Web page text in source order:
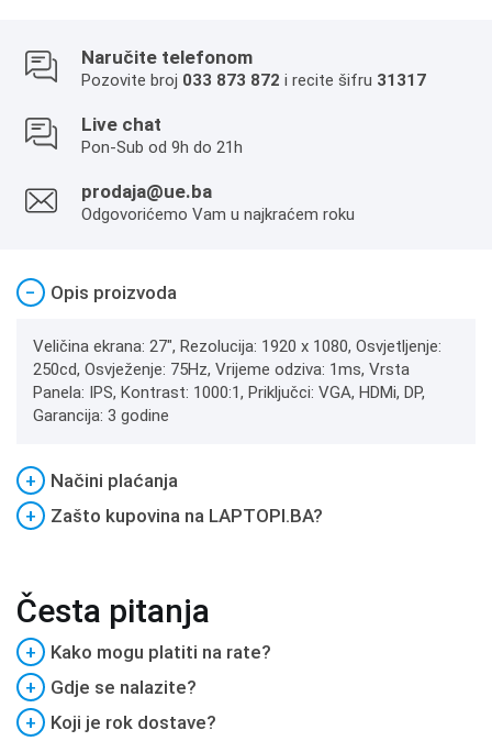
Naručite telefonom
Pozovite broj 033 873 872 i recite šifru 31317
Live chat
Pon-Sub od 9h do 21h
prodaja@ue.ba
Odgovorićemo Vam u najkraćem roku
− Opis proizvoda
Veličina ekrana: 27", Rezolucija: 1920 x 1080, Osvjetljenje:
250cd, Osvježenje: 75Hz, Vrijeme odziva: 1ms, Vrsta
Panela: IPS, Kontrast: 1000:1, Priključci: VGA, HDMi, DP,
Garancija: 3 godine
+
Načini plaćanja
+
Zašto kupovina na LAPTOPI.BA?
Česta pitanja
+
Kako mogu platiti na rate?
+
Gdje se nalazite?
+
Koji je rok dostave?